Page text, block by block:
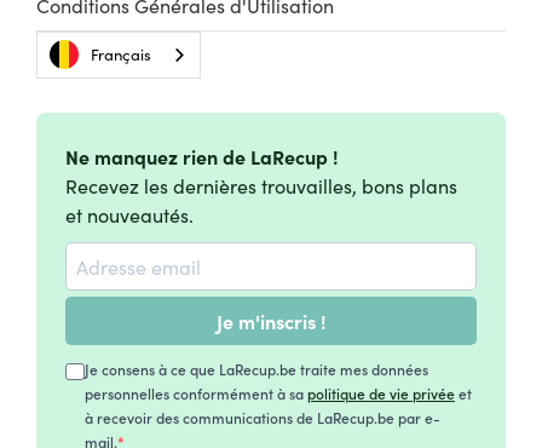
Français
Ne manquez rien de LaRecup !
Recevez les dernières trouvailles, bons plans
et nouveautés.
Je m'inscris !
Je consens à ce que LaRecup.be traite mes données
personnelles conformément à sapolitique de vie privéeet
à recevoir des communications de LaRecup.be par e-
mail.